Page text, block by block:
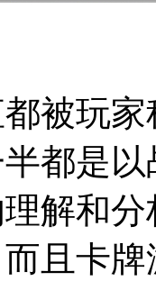
被玩
都是
解和
且卡